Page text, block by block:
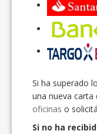
Si ha superado
una nueva carta
oficinas o
Si no ha